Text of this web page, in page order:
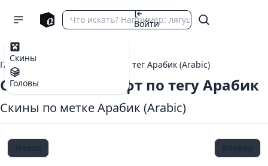
Скины
Головы
Войти
Главная тег Арабик (Arabic)
Скины Майнкрафт по тегу Арабик
Скины по метке Арабик (Arabic)